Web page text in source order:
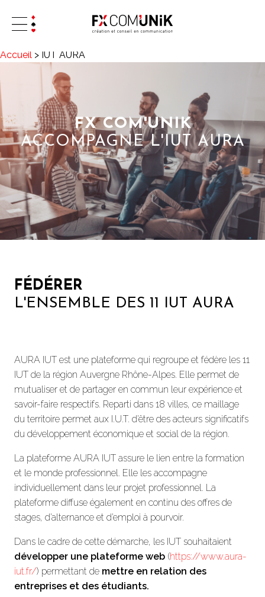
Accueil > IUT AURA
FX COM'UNIK
ACCOMPAGNE L'IUT AURA
FÉDÉRER
L'ENSEMBLE DES 11 IUT AURA
AURA IUT est une plateforme qui regroupe et fédère les 11
IUT de la région Auvergne Rhône-Alpes. Elle permet de
mutualiser et de partager en commun leur expérience et
savoir-faire respectifs. Reparti dans 18 villes, ce maillage
du territoire permet aux I.U.T. d’être des acteurs significatifs
du développement économique et social de la région.
La plateforme AURA IUT assure le lien entre la formation
et le monde professionnel. Elle les accompagne
individuellement dans leur projet professionnel. La
plateforme diffuse également en continu des offres de
stages, d’alternance et d’emploi à pourvoir.
Dans le cadre de cette démarche, les IUT souhaitaient
développer une plateforme web (https://www.aura-
iut.fr/) permettant de mettre en relation des
entreprises et des étudiants.